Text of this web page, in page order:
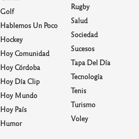
Golf
Hablemos Un Poco
Hockey
Hoy Comunidad
Hoy Córdoba
Hoy Día Clip
Hoy Mundo
Hoy País
Humor
Rugby
Salud
Sociedad
Sucesos
Tapa Del Día
Tecnología
Tenis
Turismo
Voley